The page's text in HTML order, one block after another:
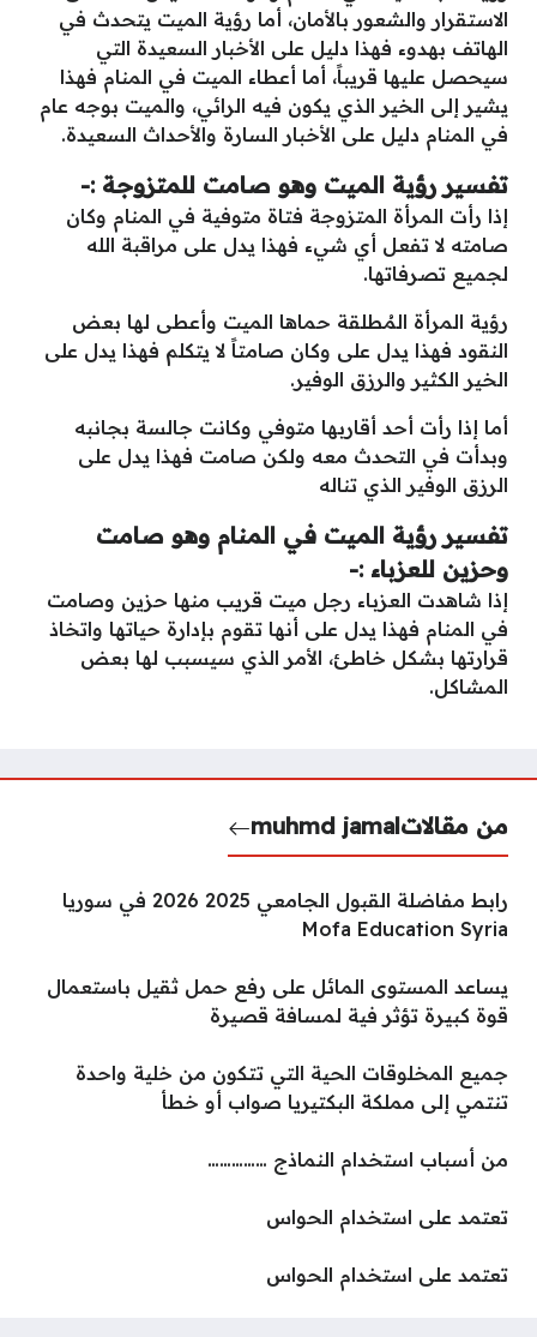
الاستقرار والشعور بالأمان، أما رؤية الميت يتحدث في
الهاتف بهدوء فهذا دليل على الأخبار السعيدة التي
سيحصل عليها قريباً، أما أعطاء الميت في المنام فهذا
يشير إلى الخير الذي يكون فيه الرائي، والميت بوجه عام
في المنام دليل على الأخبار السارة والأحداث السعيدة.
تفسير رؤية الميت وهو صامت للمتزوجة :-
إذا رأت المرأة المتزوجة فتاة متوفية في المنام وكان
صامته لا تفعل أي شيء فهذا يدل على مراقبة الله
لجميع تصرفاتها.
رؤية المرأة المُطلقة حماها الميت وأعطى لها بعض
النقود فهذا يدل على وكان صامتاً لا يتكلم فهذا يدل على
الخير الكثير والرزق الوفير.
أما إذا رأت أحد أقاربها متوفي وكانت جالسة بجانبه
وبدأت في التحدث معه ولكن صامت فهذا يدل على
الرزق الوفير الذي تناله
تفسير رؤية الميت في المنام وهو صامت
وحزين للعزباء :-
إذا شاهدت العزباء رجل ميت قريب منها حزين وصامت
في المنام فهذا يدل على أنها تقوم بإدارة حياتها واتخاذ
قرارتها بشكل خاطئ، الأمر الذي سيسبب لها بعض
المشاكل.
من مقالاتmuhmd jamal
رابط مفاضلة القبول الجامعي 2025 2026 في سوريا
Mofa Education Syria
يساعد المستوى المائل على رفع حمل ثقيل باستعمال
قوة كبيرة تؤثر فية لمسافة قصيرة
جميع المخلوقات الحية التي تتكون من خلية واحدة
تنتمي إلى مملكة البكتيريا صواب أو خطأ
من أسباب استخدام النماذج ……………
تعتمد على استخدام الحواس
تعتمد على استخدام الحواس